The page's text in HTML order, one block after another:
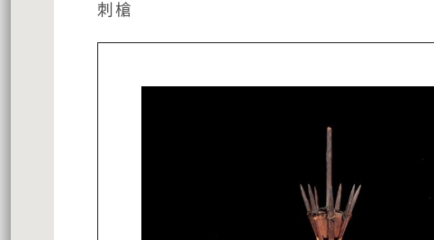
刺槍